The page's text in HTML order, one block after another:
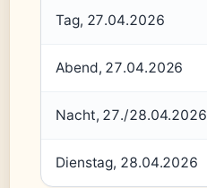
Tag, 27.04.2026
Abend, 27.04.2026
Nacht, 27./28.04.2026
Dienstag, 28.04.2026